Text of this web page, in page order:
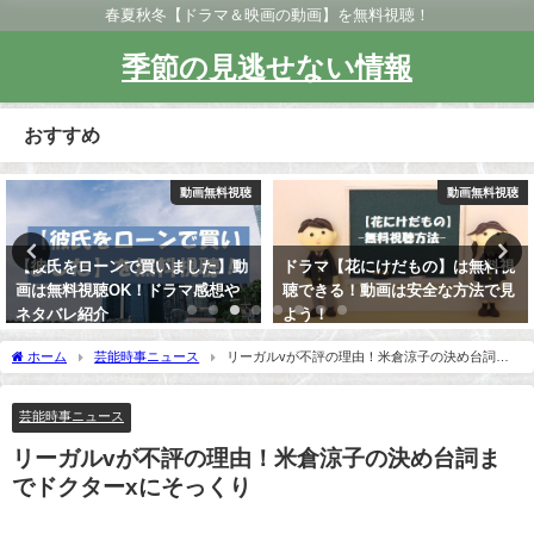
春夏秋冬【ドラマ＆映画の動画】を無料視聴！
季節の見逃せない情報
おすすめ
動画無料視聴
【彼氏をローンで買いました】動
画は無料視聴OK！ドラマ感想や
ネタバレ紹介
動画無料視聴
ドラマ【花にけだもの】は無料視
聴できる！動画は安全な方法で見
よう！
ホーム 芸能時事ニュース
リーガルvが不評の理由！米倉涼子の決め台詞ま
でドクターxにそっくり
芸能時事ニュース
リーガルvが不評の理由！米倉涼子の決め台詞ま
でドクターxにそっくり